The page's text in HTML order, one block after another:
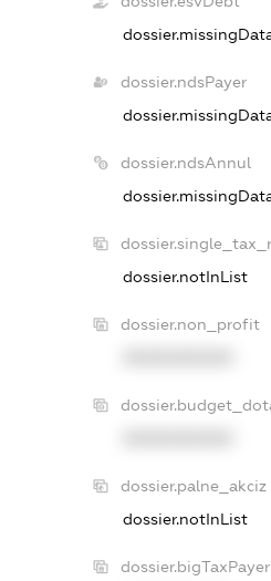
dossier.ndsPayer
dossier.ndsAnnul
dossier.notInList
dossier.non_profit
dossier.palne_akciz
dossier.notInList